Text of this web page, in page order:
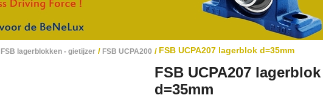
FSB lagerblokken - gietijzer / FSB UCPA200 / FSB UCPA207 lagerblok d=35mm
FSB UCPA207 lagerblok
d=35mm